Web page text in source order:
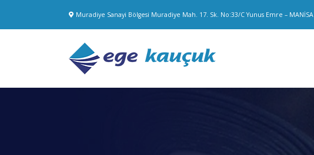
Muradiye Sanayi Bölgesi Muradiye Mah. 17. Sk. No:33/C Yunus Emre – MANİSA